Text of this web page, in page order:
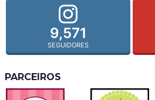
9,571
SEGUIDORES
PARCEIROS